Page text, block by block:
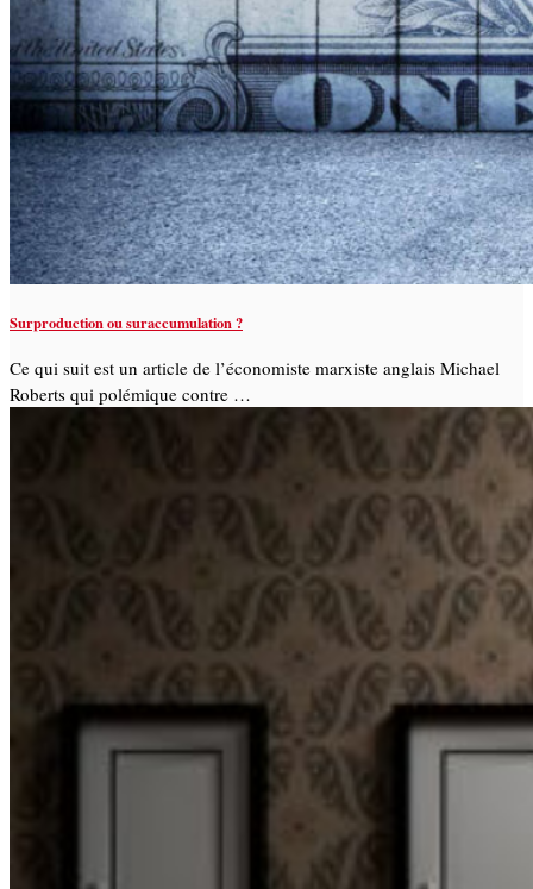
Surproduction ou suraccumulation ?
Ce qui suit est un article de l’économiste marxiste anglais Michael
Roberts qui polémique contre …